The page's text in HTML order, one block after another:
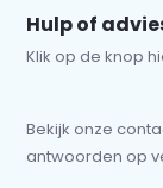
Hulp of
Klik op de knop
Bekijk onze
antwoorden op